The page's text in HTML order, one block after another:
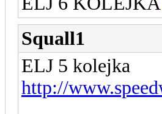
Squall1
ELJ 5 kolejka
http://